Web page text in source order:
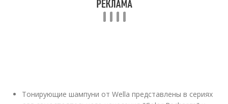
Тонирующие шампуни от Wella представлены в сериях